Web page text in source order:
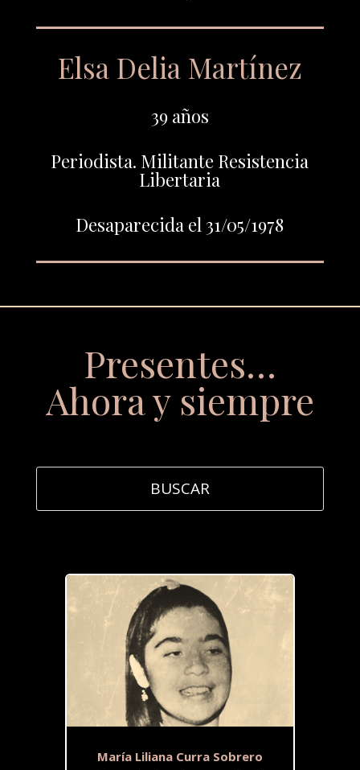
Elsa Delia Martínez
39 años
Periodista. Militante Resistencia
Libertaria
Desaparecida el 31/05/1978
Presentes…
Ahora y siempre
María Liliana Curra Sobrero